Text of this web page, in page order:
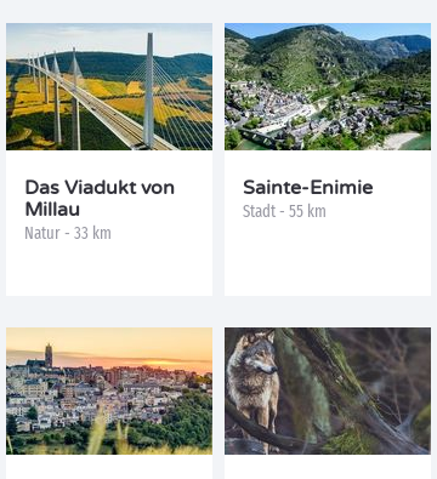
Das Viadukt von
Millau
Natur - 33 km
Sainte-Enimie
Stadt - 55 km